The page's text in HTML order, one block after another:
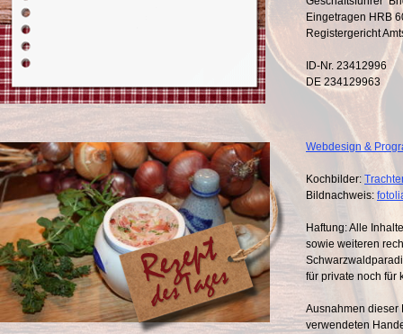
Eingetragen HRB
Registergericht
ID-Nr. 23412996
DE 234129963
Webdesign &
Kochbilder:
Bildnachweis:
Haftung: Alle
sowie weiteren
für private noch für
Ausnahmen dieser
verwendeten